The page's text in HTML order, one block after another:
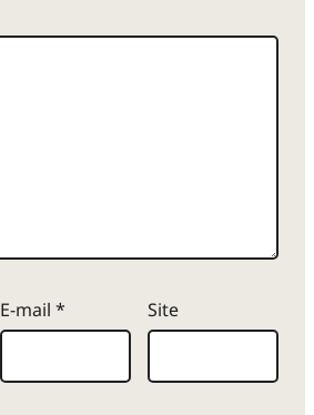
E-mail * Site